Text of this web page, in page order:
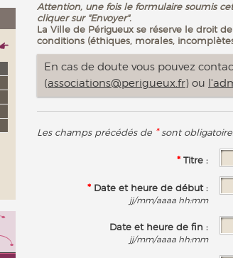
Attention, une fois le formulaire soumis
cliquer sur "Envoyer".
La Ville de Périgueux se réserve le droit
conditions (éthiques, morales,
En cas de doute vous pouvez
(associations@perigueux.fr) ou
Les champs précédés de *sont
*Titre :
*Date et heure de début :
jj/mm/aaaa hh:mm
Date et heure de fin :
jj/mm/aaaa hh:mm